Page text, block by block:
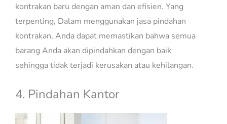
kontrakan baru dengan aman dan efisien. Yang
terpenting, Dalam menggunakan jasa pindahan
kontrakan, Anda dapat memastikan bahwa semua
barang Anda akan dipindahkan dengan baik
sehingga tidak terjadi kerusakan atau kehilangan.
4. Pindahan Kantor